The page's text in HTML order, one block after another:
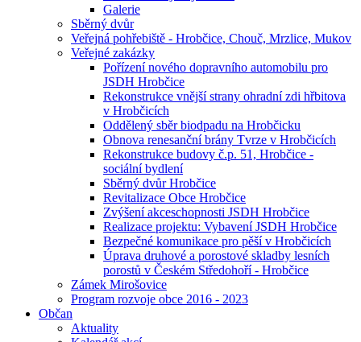
Galerie
Sběrný dvůr
Veřejná pohřebiště - Hrobčice, Chouč, Mrzlice, Mukov
Veřejné zakázky
Pořízení nového dopravního automobilu pro
JSDH Hrobčice
Rekonstrukce vnější strany ohradní zdi hřbitova
v Hrobčicích
Oddělený sběr biodpadu na Hrobčicku
Obnova renesanční brány Tvrze v Hrobčicích
Rekonstrukce budovy č.p. 51, Hrobčice -
sociální bydlení
Sběrný dvůr Hrobčice
Revitalizace Obce Hrobčice
Zvýšení akceschopnosti JSDH Hrobčice
Realizace projektu: Vybavení JSDH Hrobčice
Bezpečné komunikace pro pěší v Hrobčicích
Úprava druhové a porostové skladby lesních
porostů v Českém Středohoří - Hrobčice
Zámek Mirošovice
Program rozvoje obce 2016 - 2023
Občan
Aktuality